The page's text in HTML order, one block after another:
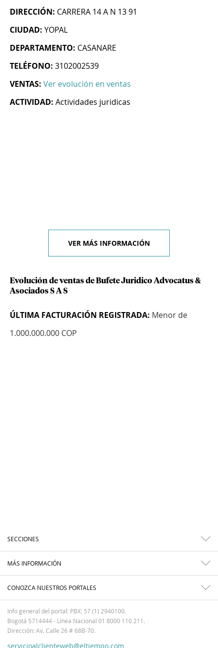
DIRECCIÓN: CARRERA 14 A N 13 91
CIUDAD: YOPAL
DEPARTAMENTO: CASANARE
TELÉFONO: 3102002539
VENTAS: Ver evolución en ventas
ACTIVIDAD: Actividades juridicas
VER MÁS INFORMACIÓN
Evolución de ventas de Bufete Juridico Advocatus &
Asociados S A S
ÚLTIMA FACTURACIÓN REGISTRADA: Menor de
1.000.000.000 COP
SECCIONES
MÁS INFORMACIÓN
CONOZCA NUESTROS PORTALES
Info general del portal: PBX: 57 (1) 2940100.
Bogotá 5714444 - Línea Nacional 01 8000 110 211.
Dirección: Av. Calle 26 # 68B-70.
servicioalclienteweb@eltiempo.com